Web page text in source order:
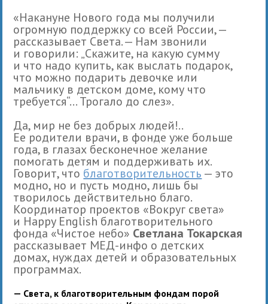
«Накануне Нового года мы получили
огромную поддержку со всей России, —
рассказывает Света. — Нам звонили
и говорили: „Скажите, на какую сумму
и что надо купить, как выслать подарок,
что можно подарить девочке или
мальчику в детском доме, кому что
требуется“... Трогало до слез».
Да, мир не без добрых людей!..
Ее родители врачи, в фонде уже больше
года, в глазах бесконечное желание
помогать детям и поддерживать их.
Говорит, что благотворительность — это
модно, но и пусть модно, лишь бы
творилось действительно благо.
Координатор проектов «Вокруг света»
и Happy English благотворительного
фонда «Чистое небо» Светлана Токарская
рассказывает МЕД-инфо о детских
домах, нуждах детей и образовательных
программах.
— Света, к благотворительным фондам порой